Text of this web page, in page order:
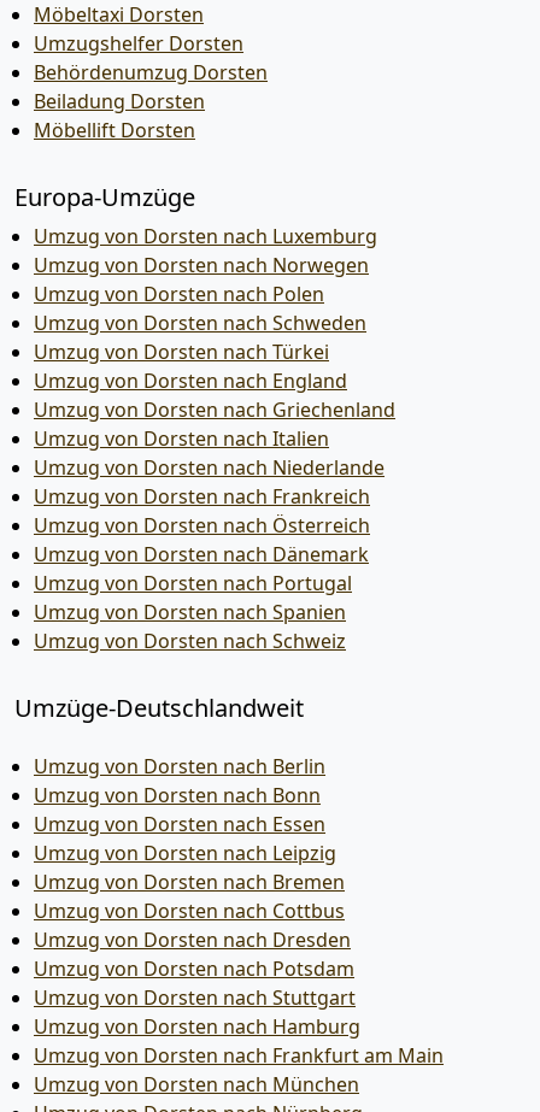
Möbeltaxi Dorsten
Umzugshelfer Dorsten
Behördenumzug Dorsten
Beiladung Dorsten
Möbellift Dorsten
Europa-Umzüge
Umzug von Dorsten nach Luxemburg
Umzug von Dorsten nach Norwegen
Umzug von Dorsten nach Polen
Umzug von Dorsten nach Schweden
Umzug von Dorsten nach Türkei
Umzug von Dorsten nach England
Umzug von Dorsten nach Griechenland
Umzug von Dorsten nach Italien
Umzug von Dorsten nach Niederlande
Umzug von Dorsten nach Frankreich
Umzug von Dorsten nach Österreich
Umzug von Dorsten nach Dänemark
Umzug von Dorsten nach Portugal
Umzug von Dorsten nach Spanien
Umzug von Dorsten nach Schweiz
Umzüge-Deutschlandweit
Umzug von Dorsten nach Berlin
Umzug von Dorsten nach Bonn
Umzug von Dorsten nach Essen
Umzug von Dorsten nach Leipzig
Umzug von Dorsten nach Bremen
Umzug von Dorsten nach Cottbus
Umzug von Dorsten nach Dresden
Umzug von Dorsten nach Potsdam
Umzug von Dorsten nach Stuttgart
Umzug von Dorsten nach Hamburg
Umzug von Dorsten nach Frankfurt am Main
Umzug von Dorsten nach München